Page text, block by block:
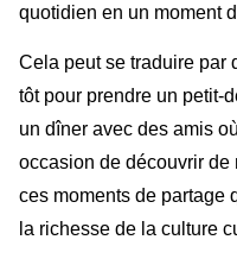
quotidien en un moment
Cela peut se traduire par
tôt pour prendre un petit-
un dîner avec des amis
occasion de découvrir de
ces moments de partage
la richesse de la culture